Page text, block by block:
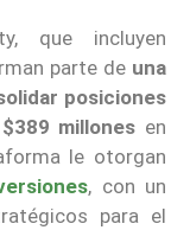
que incluyen
parte de una
posiciones
$389 millones en
le otorgan
, con un
para el